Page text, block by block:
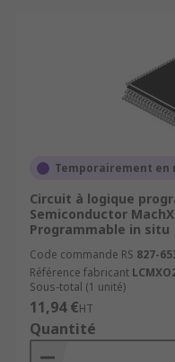
au démarrage,
Un grand
typiquement des
Faible
Facile à utiliser.
Quelles sont les
Applications
Temporairement en
Circuit à logique
Semiconductor
Programmable in situ
Code commande RS 827-
Référence fabricant
Sous-total (1 unité)
11,94 €HT
Quantité